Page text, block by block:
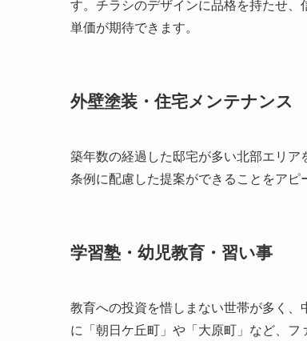
す。チラシのデザインに品格を持たせ
単価が期待できます。
外壁塗装・住宅メンテナンス
築年数の経過した邸宅が多い北部エリ
条例に配慮した提案ができることをアピ
学習塾・幼児教育・習い事
教育への投資を惜しまない世帯が多く
に「朝日ケ丘町」や「大原町」など、